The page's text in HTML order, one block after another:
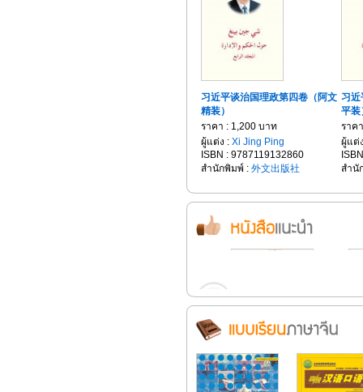
习近平谈治国理政第四卷（阿文
精装）
ราคา : 1,200 บาท
ผู้แต่ง : Xi Jing Ping
ISBN : 9787119132860
สำนักพิมพ์ : 外文出版社
习近
平装
ราค
ผู้แต่
สำนั